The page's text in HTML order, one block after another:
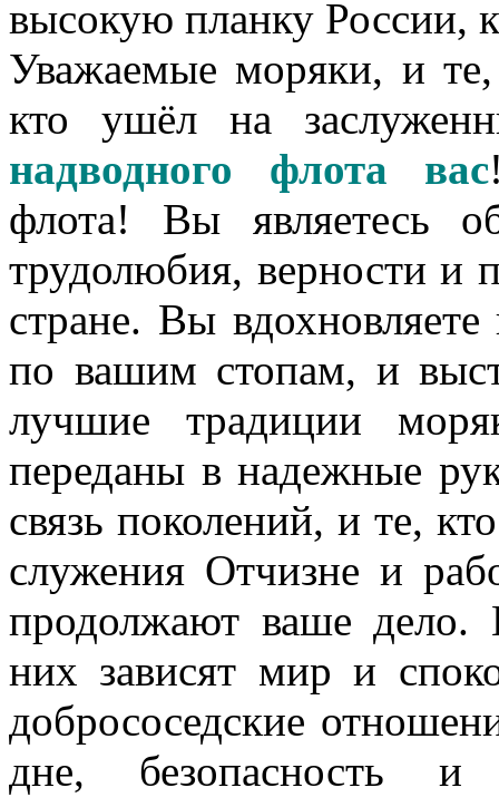
высокую планку России,
Уважаемые моряки, и те,
кто ушёл на
надводного флота вас
флота! Вы являетесь
трудолюбия, верности и
стране. Вы
по вашим стопам, и
лучшие традиции
переданы в надежные
связь поколений, и те,
служения Отчизне и
продолжают ваше дело.
них зависят мир и
добрососедские
дне, безопасность и